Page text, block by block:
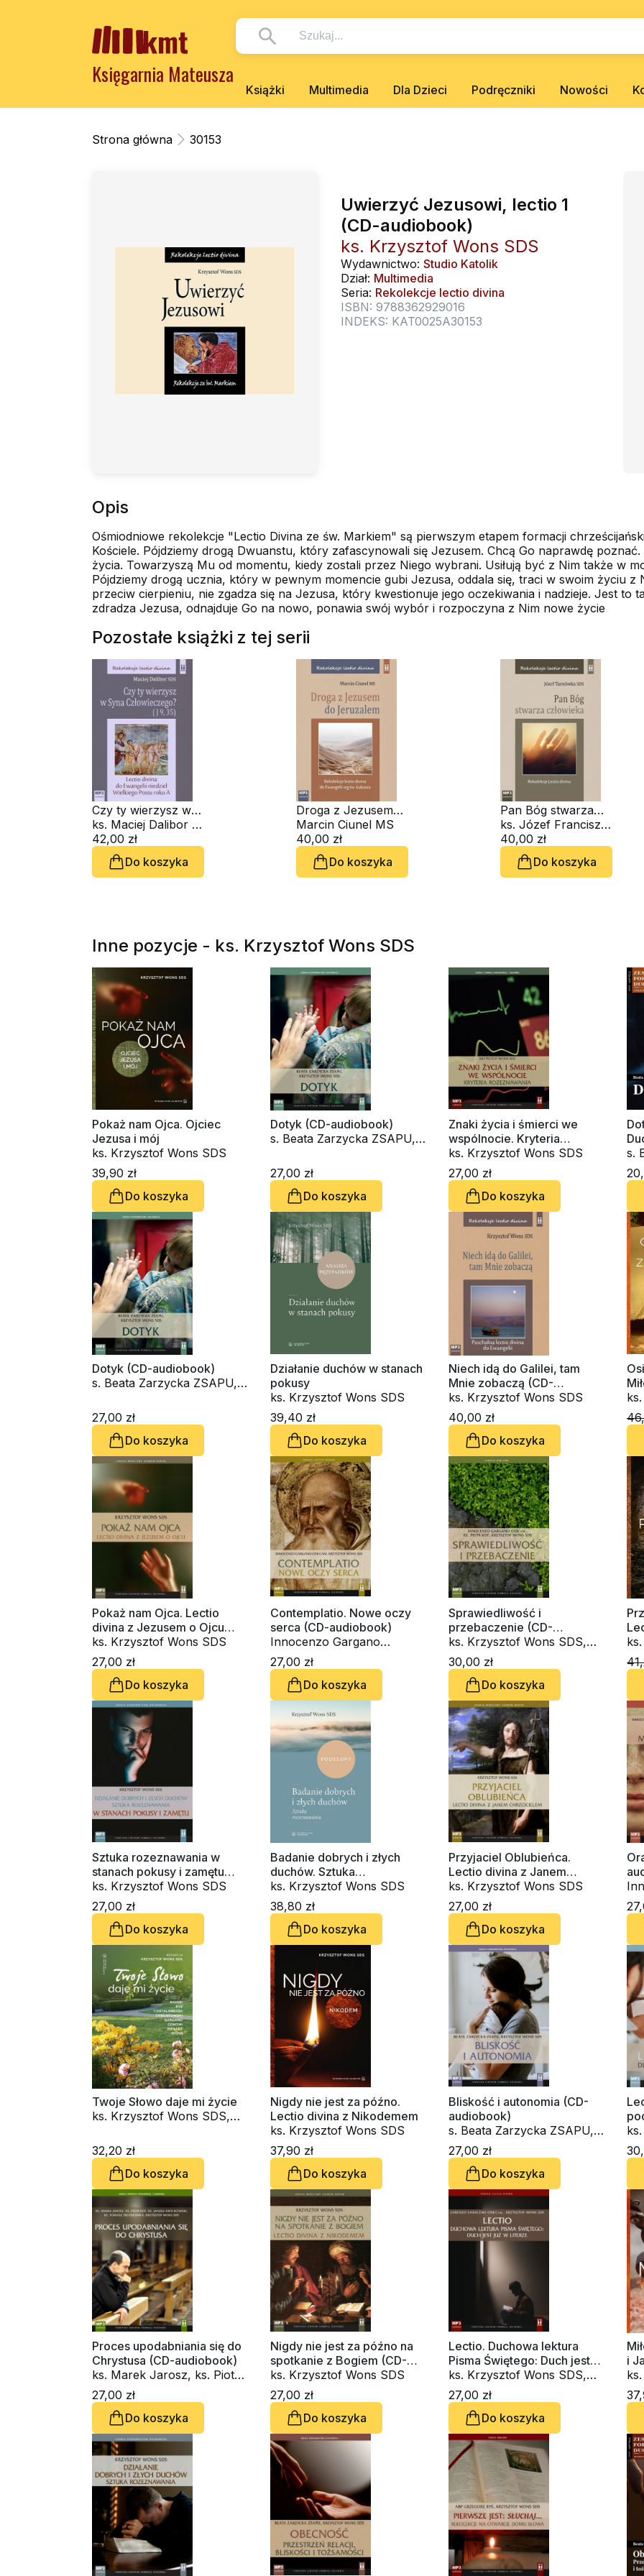
Księgarnia Mateusza
Książki Multimedia Dla Dzieci Podręczniki Nowości
Strona główna 30153
Uwierzyć Jezusowi, lectio 1
(CD-audiobook)
ks. Krzysztof Wons SDS
Wydawnictwo: Studio Katolik
Dział: Multimedia
Seria: Rekolekcje lectio divina
ISBN: 9788362929016
INDEKS: KAT0025A30153
Opis
Ośmiodniowe rekolekcje "Lectio Divina ze św. Markiem" są pierwszym etapem formacji
Kościele. Pójdziemy drogą Dwuanstu, który zafascynowali się Jezusem. Chcą Go naprawdę
życia. Towarzyszą Mu od momentu, kiedy zostali przez Niego wybrani. Usiłują być z Nim także w
Pójdziemy drogą ucznia, który w pewnym momencie gubi Jezusa, oddala się, traci w swoim życiu z
przeciw cierpieniu, nie zgadza się na Jezusa, który kwestionuje jego oczekiwania i nadzieje. Jest to
zdradza Jezusa, odnajduje Go na nowo, ponawia swój wybór i rozpoczyna z Nim nowe życie
Pozostałe książki z tej serii
Czy ty wierzysz w
Syna
Człowieczego? (J 9,
35) (CD-audiobook)
ks. Maciej Dalibor SDS
42,00 zł
Do koszyka
Droga z Jezusem
do Jeruzalem (CD-
audiobook)
Marcin Ciunel MS
40,00 zł
Do koszyka
Pan Bóg stwarza
człowieka (CD-
audiobook)
ks. Józef Franciszek Tarnówka SDS
40,00 zł
Do koszyka
Inne pozycje - ks. Krzysztof Wons SDS
Pokaż nam Ojca. Ojciec
Jezusa i mój
ks. Krzysztof Wons SDS
39,90 zł
Do koszyka
Dotyk (CD-audiobook)
s. Beata Zarzycka ZSAPU,
27,00 zł
Do koszyka
Znaki życia i śmierci we
wspólnocie. Kryteria
rozeznawania (CD-
audiobook)
ks. Krzysztof Wons SDS
27,00 zł
Do koszyka
s.
Dotyk (CD-audiobook)
s. Beata Zarzycka ZSAPU,
27,00 zł
Do koszyka
Działanie duchów w stanach
pokusy
ks. Krzysztof Wons SDS
39,40 zł
Do koszyka
Niech idą do Galilei, tam
Mnie zobaczą (CD-
audiobook)
ks. Krzysztof Wons SDS
40,00 zł
Do koszyka
Pokaż nam Ojca. Lectio
divina z Jezusem o Ojcu
(CD-audiobook)
ks. Krzysztof Wons SDS
27,00 zł
Do koszyka
Contemplatio. Nowe oczy
serca (CD-audiobook)
Innocenzo Gargano
OSBCam., ks. Krzysztof
Wons SDS
27,00 zł
Do koszyka
Sprawiedliwość i
przebaczenie (CD-
audiobook)
ks. Krzysztof Wons SDS,
ks. Piotr Kot, Innocenzo
Gargano OSBCam.
30,00 zł
Do koszyka
Sztuka rozeznawania w
stanach pokusy i zamętu
(CD-audiobook)
ks. Krzysztof Wons SDS
27,00 zł
Do koszyka
Badanie dobrych i złych
duchów. Sztuka
rozeznawania
ks. Krzysztof Wons SDS
38,80 zł
Do koszyka
Przyjaciel Oblubieńca.
Lectio divina z Janem
Chrzcicielem (CD-
audiobook)
ks. Krzysztof Wons SDS
27,00 zł
Do koszyka
Twoje Słowo daje mi życie
ks. Krzysztof Wons SDS,
kardynał Grzegorz Ryś, o.
Raniero Cantalamessa OFM
Cap., ks. Waldemar
Chrostowski, Innocenzo
Gargano OSBCam., Amedeo
Cencini FdCC, Danuta
Piekarz
32,20 zł
Do koszyka
Nigdy nie jest za późno.
Lectio divina z Nikodemem
ks. Krzysztof Wons SDS
37,90 zł
Do koszyka
Bliskość i autonomia (CD-
audiobook)
s. Beata Zarzycka ZSAPU,
ks. Krzysztof Wons SDS
27,00 zł
Do koszyka
Proces upodabniania się do
Chrystusa (CD-audiobook)
ks. Marek Jarosz, ks. Piotr
Kot, ks. Janusz Królikowski,
ks. Krzysztof Wons SDS,
ks. Tomasz Trzaskawka
27,00 zł
Do koszyka
Nigdy nie jest za późno na
spotkanie z Bogiem (CD-
audiobook)
ks. Krzysztof Wons SDS
27,00 zł
Do koszyka
Lectio. Duchowa lektura
Pisma Świętego: Duch jest
już w literze (CD-
audiobook)
ks. Krzysztof Wons SDS,
Lorenzo Saraceno OSBCam
27,00 zł
Do koszyka
i